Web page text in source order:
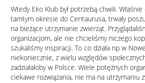
Wtedy Eko Klub był potrzebą chwili. Właśnie
tamtym okresie do Centaurusa, trwały
na bieżące utrzymanie zwierząt.
organizacjom, ale nie chcieliśmy niczego
szukaliśmy inspiracji. To co działa np w
niekoniecznie, z wielu względów
zadziałałoby w Polsce. Wiele potężnych
ciekawe rozwiązania, nie ma na utrzymaniu